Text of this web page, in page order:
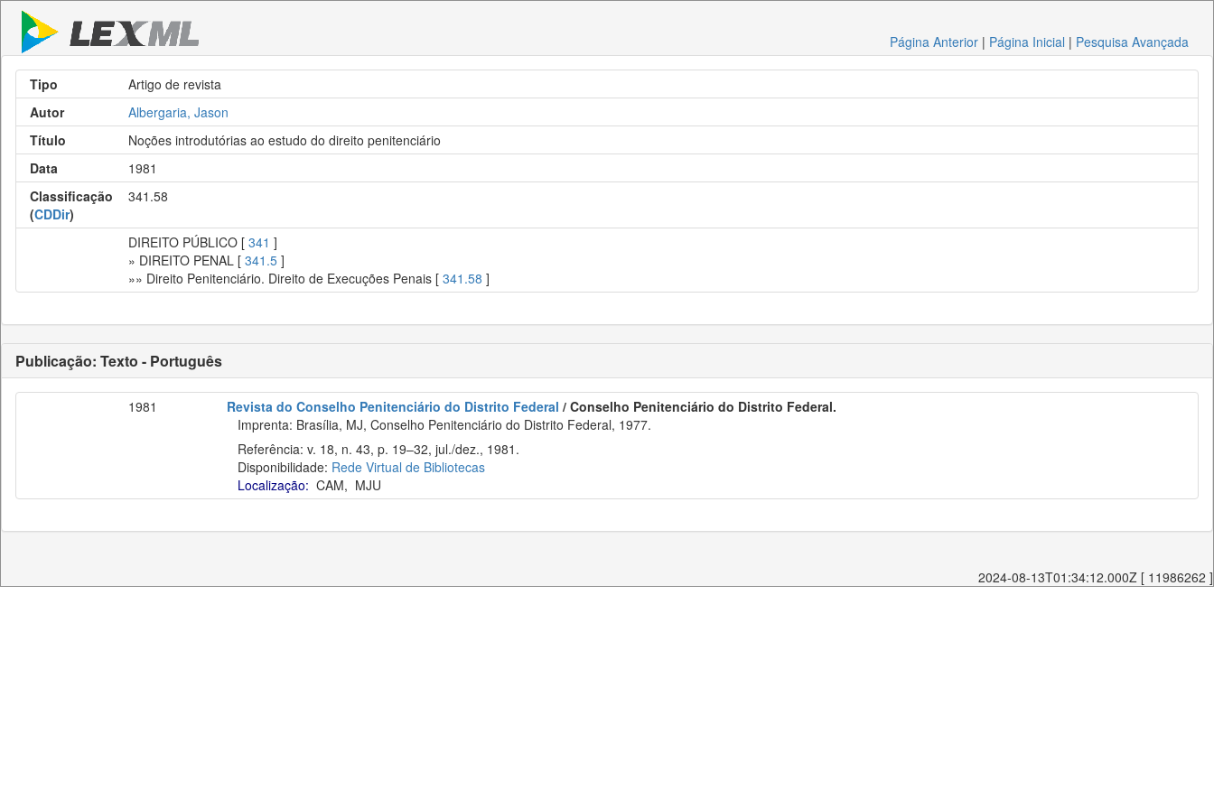
Página Anterior | Página Inicial | Pesquisa Avançada
Tipo
Artigo de revista
Autor
Albergaria, Jason
Título
Noções introdutórias ao estudo do direito penitenciário
Data
1981
Classificação
(CDDir)
341.58
DIREITO PÚBLICO [ 341 ]
» DIREITO PENAL [ 341.5 ]
»» Direito Penitenciário. Direito de Execuções Penais [ 341.58 ]
Publicação: Texto - Português
1981 Revista do Conselho Penitenciário do Distrito Federal / Conselho Penitenciário do Distrito Federal.
Imprenta: Brasília, MJ, Conselho Penitenciário do Distrito Federal, 1977.
Referência: v. 18, n. 43, p. 19–32, jul./dez., 1981.
Disponibilidade: Rede Virtual de Bibliotecas
Localização: CAM, MJU
2024-08-13T01:34:12.000Z [ 11986262 ]